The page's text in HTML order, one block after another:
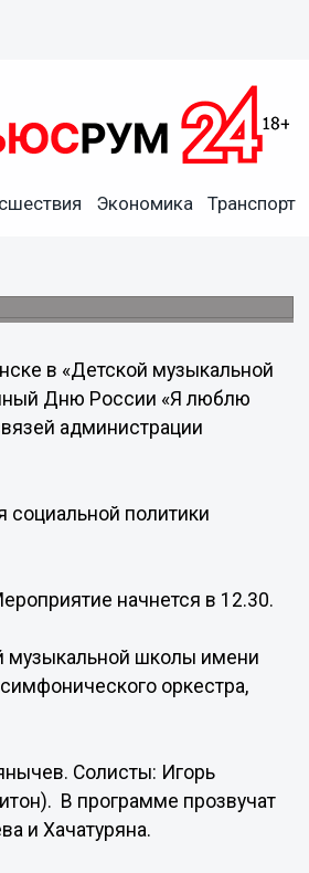
Экономика Транспорт
ко Дню
в «Детской музыкальной
Дню России «Я люблю
администрации
социальной политики
начнется в 12.30.
музыкальной школы имени
оркестра,
Солисты: Игорь
В программе прозвучат
и Хачатуряна.